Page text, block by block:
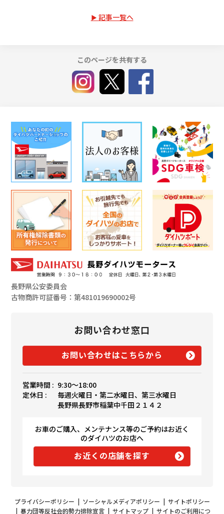
記事一覧へ
このページを共有する
長野県公安委員会
古物商許可証番号：第481019690002号
お問い合わせ窓口
お問い合わせはこちらから
営業時間 : 9:30〜18:00
定休日 :
毎週火曜日・第二水曜日、第三水曜日
長野県長野市稲葉中千田２１４２
お車のご購入、メンテナンス等のご予約はお近く
のダイハツのお店へ
お近くの店舗を探す
プライバシーポリシー | ソーシャルメディアポリシー | サイトポリシー
| 暴力団等反社会的勢力排除宣言| サイトマップ| サイトのご利用につ